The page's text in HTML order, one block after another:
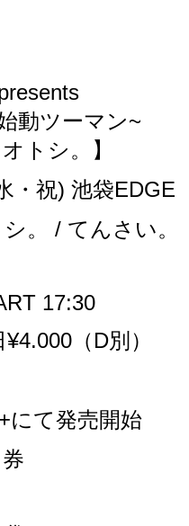
動ツーマン~
トシ。】
・祝) 池袋EDGE
。 / てんさい。
17:30
（D別）
にて発売開始